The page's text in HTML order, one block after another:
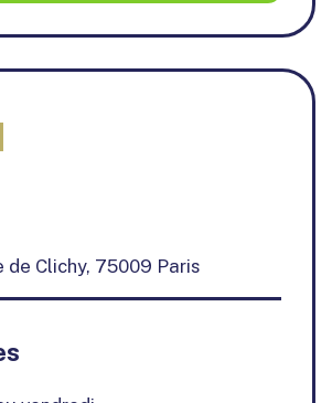
de Clichy, 75009 Paris